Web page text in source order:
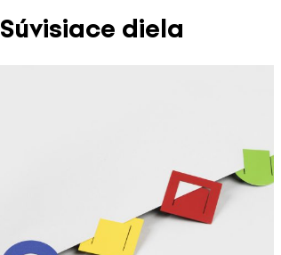
Súvisiace diela